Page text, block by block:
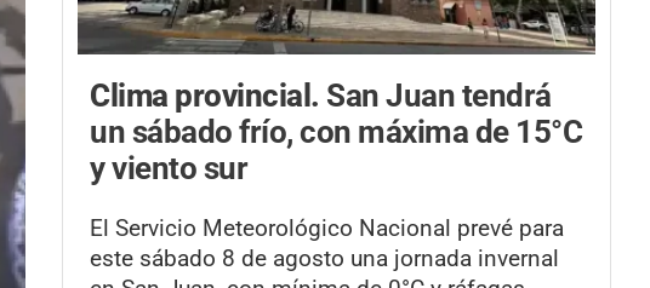
Clima provincial. San Juan tendrá
un sábado frío, con máxima de 15°C
y viento sur
El Servicio Meteorológico Nacional prevé para
este sábado 8 de agosto una jornada invernal